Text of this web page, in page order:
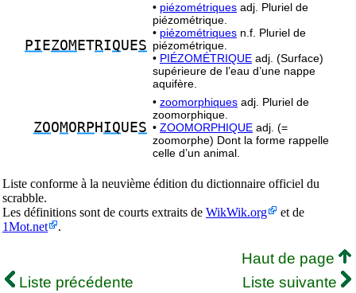
PI EZOM ETRIQUES
• piézométriques adj. Pluriel de
piézométrique.
• piézométriques n.f. Pluriel de
piézométrique.
• PIÉZOMÉTRIQUE adj. (Surface)
supérieure de l’eau d’une nappe
aquifère.
ZOOMO RP H IQUES
• zoomorphiques adj. Pluriel de
zoomorphique.
• ZOOMORPHIQUE adj. (=
zoomorphe) Dont la forme rappelle
celle d’un animal.
Liste conforme à la neuvième édition du dictionnaire officiel du
scrabble.
Les définitions sont de courts extraits de WikWik.org
et de
1Mot.net
.
Haut de page
Liste précédente
Liste suivante